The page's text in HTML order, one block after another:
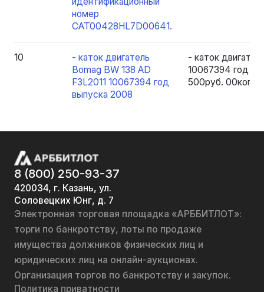
номер
CAT00428HL7D00641.
10
- каток двигатель
Bomag BW 138 AD
F3L2011 10067394 год
выпуска 2008
- каток
10067394 год
500руб. 00коп.
8 (800) 250-93-37
420034, г. Казань, ул.
Соловецких Юнг, д. 7
Электронная торговая площадка «АРББИТЛОТ»:
торги по банкротству, лоты по продаже
имущества должников физических лиц и
юридических лиц на онлайн-аукционах.
Организация торгов по банкротству и закупок.
Политика приватности